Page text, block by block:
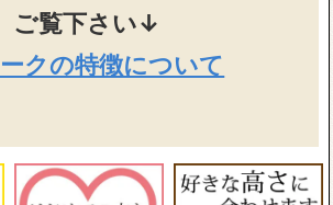
ご覧下さい↓
クの特徴について